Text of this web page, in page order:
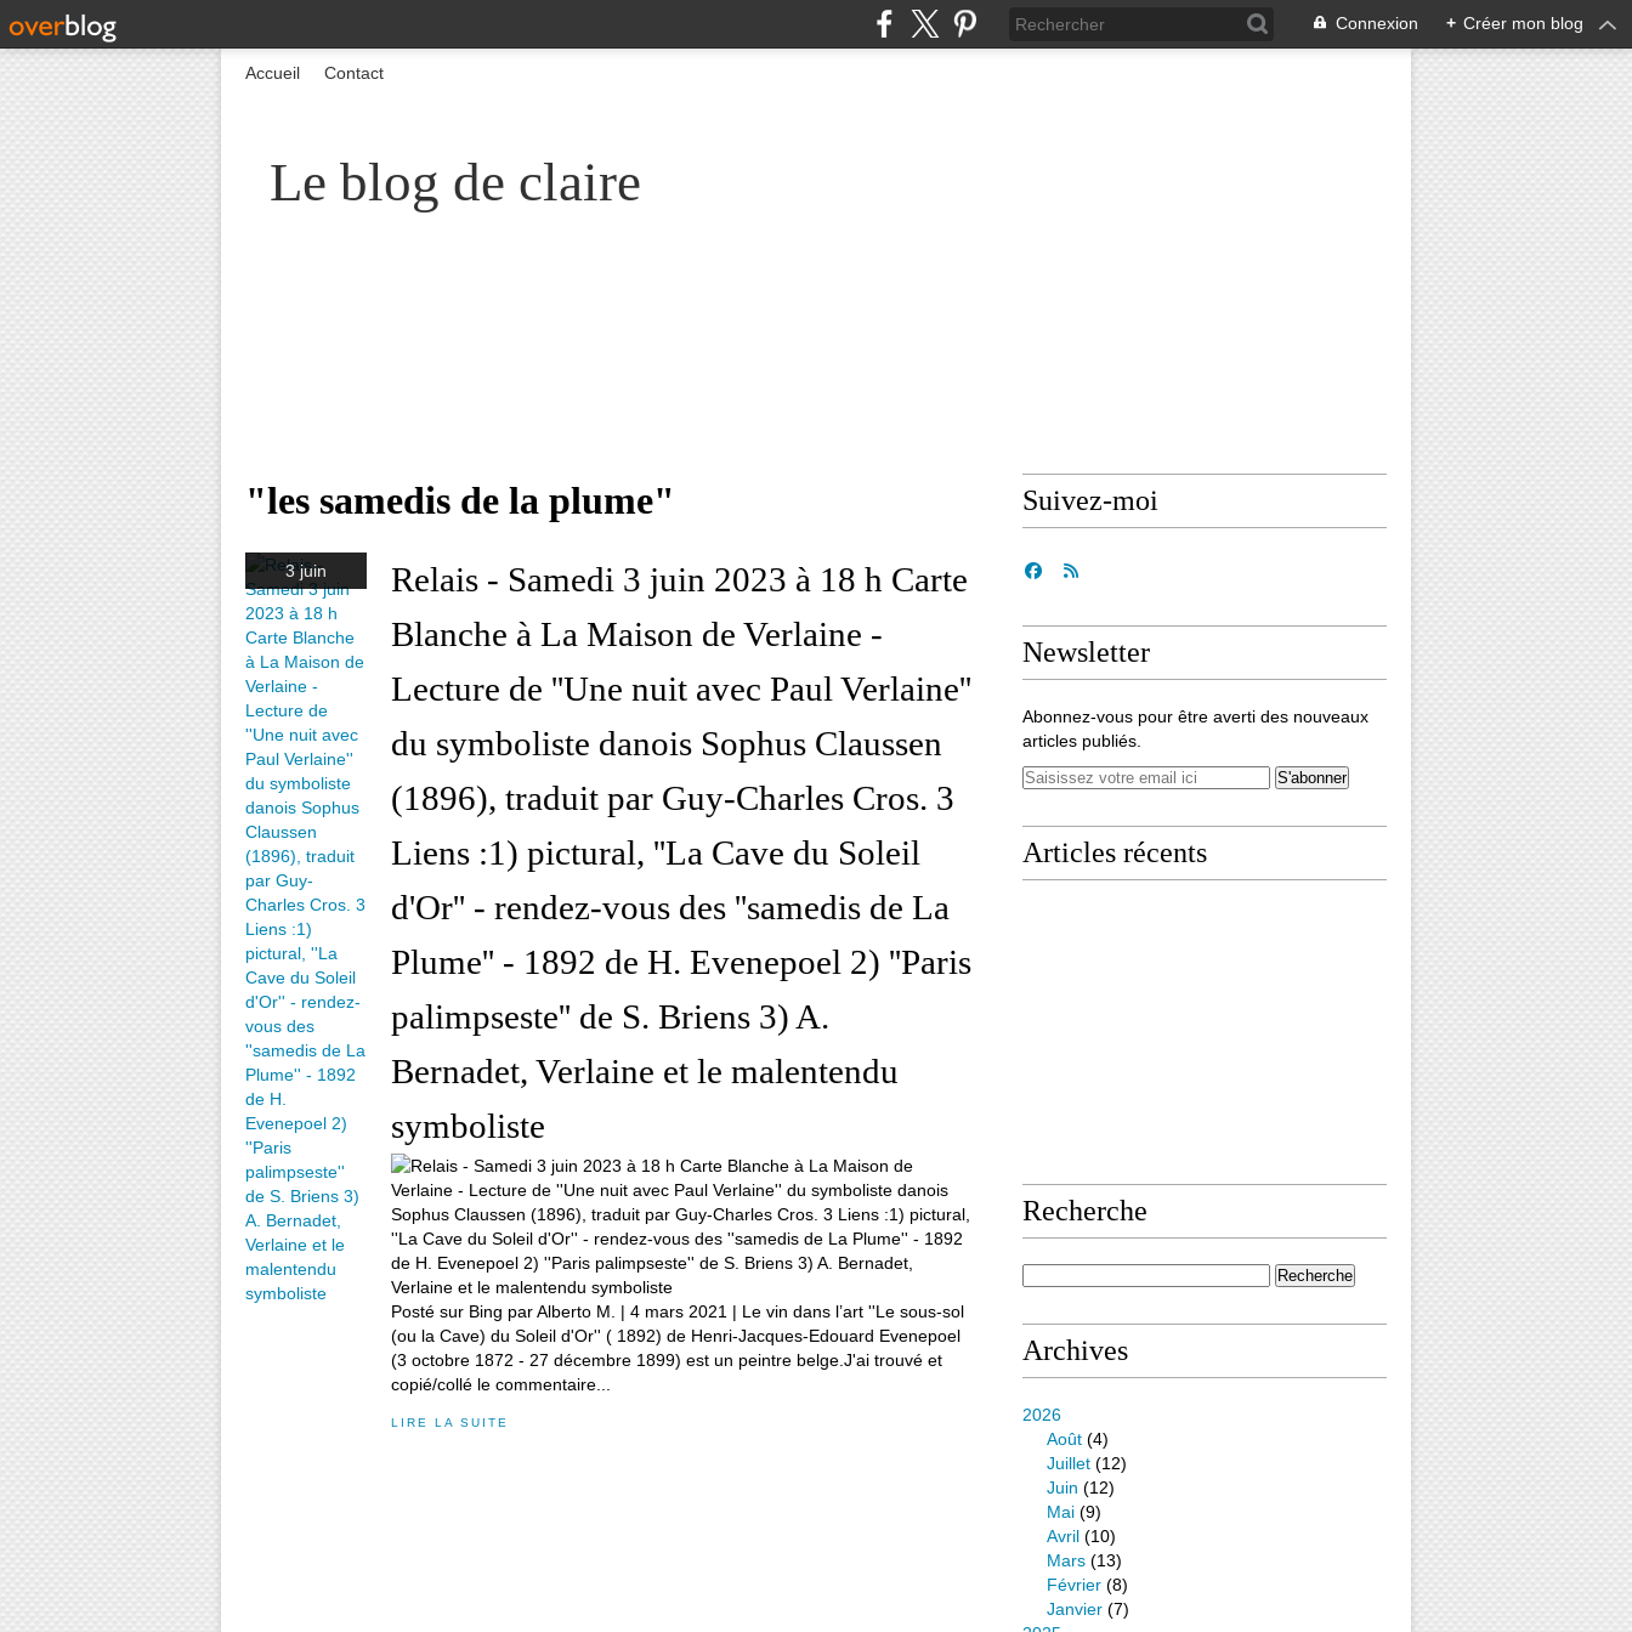
Connexion + Créer mon blog
Le blog de claire
Accueil Contact
"les samedis de la plume"
3 juin
Relais - Samedi 3 juin 2023 à 18 h Carte
Blanche à La Maison de Verlaine -
Lecture de ''Une nuit avec Paul Verlaine''
du symboliste danois Sophus Claussen
(1896), traduit par Guy-Charles Cros. 3
Liens :1) pictural, ''La Cave du Soleil
d'Or'' - rendez-vous des ''samedis de La
Plume'' - 1892 de H. Evenepoel 2) ''Paris
palimpseste'' de S. Briens 3) A.
Bernadet, Verlaine et le malentendu
symboliste
Posté sur Bing par Alberto M. | 4 mars 2021 | Le vin dans l’art ''Le sous-sol
(ou la Cave) du Soleil d'Or'' ( 1892) de Henri-Jacques-Edouard Evenepoel
(3 octobre 1872 - 27 décembre 1899) est un peintre belge.J'ai trouvé et
copié/collé le commentaire...
LIRE LA SUITE
Suivez-moi
Newsletter
Abonnez-vous pour être averti des nouveaux
articles publiés.
Articles récents
Recherche
Archives
2026
Août (4)
Juillet (12)
Juin (12)
Mai (9)
Avril (10)
Mars (13)
Février (8)
Janvier (7)